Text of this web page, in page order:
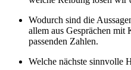
Wodurch sind die
allem aus Gesprächen mit
passenden Zahlen.
Welche nächste sinnvolle